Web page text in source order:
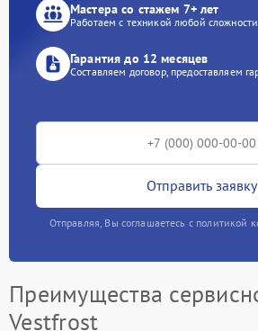
Мастера со стажем 7+ лет
Работаем с техникой любой сложности
Гарантия до 12 месяцев
Составляем договор, предоставляем
Отправить заявку
Отправляя, Вы соглашаетесь с политикой
Преимущества
Vestfrost